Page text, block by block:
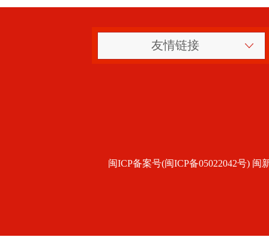
友情链接
闽ICP备案号(闽ICP备05022042号) 闽